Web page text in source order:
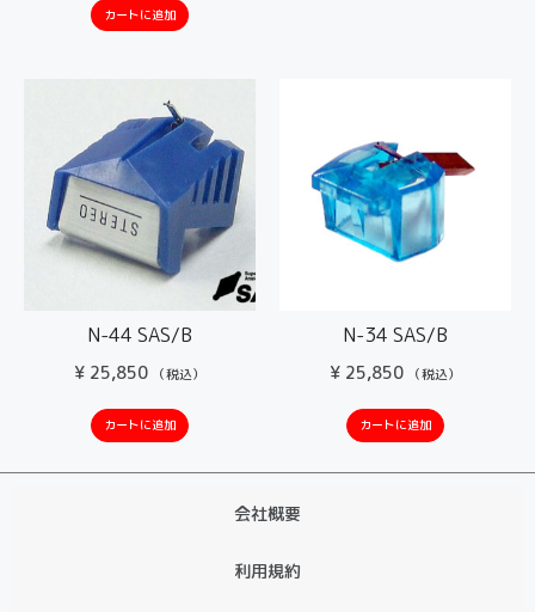
カートに追加
N-44 SAS/B
¥ 25,850 （税込）
カートに追加
N-34 SAS/B
¥ 25,850 （税込）
カートに追加
会社概要
利用規約